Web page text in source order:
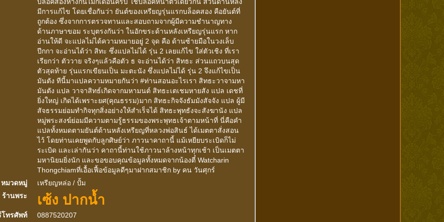
มีการแก้ไข โดยเชื่อกันว่า ยันต์ของเหรียญรุ่นแรกบล็อคสอง คือยันต์ที่
ถูกต้อง ซึ่งจากการตรวจทานและสอบถามจากผู้มีความชำนาญทาง
ด้านภาษาขอม ระบุตรงกันว่า ในอักขระด้านหลังเหรียญรุ่นแรก หาก
อ่านให้ดี จะแปลไม่ได้ความหมายอยู่ 2 จุด คือ ด้านซ้ายมือในวงเล็บ
ปีกกา จะอ่านได้ว่า สิทะ ซึ่งแปลไม่ได้ รุ่น 2 เลยแก้ไข ใส่ตัวเชิง ที่เรา
เรียกว่า ตัววาย จริงๆแล้วคือตัว ธ จะอ่านได้ว่า สิทธะ ส่วนแถวบนสุด
ตัวสุดท้าย รุ่นแรกเขียนเป็น มะตะนัง ซึ่งแปลไม่ได้ รุ่น 2 จึงแก้ไขเป็น
มันตัง ทีนี้มาแปลความหมายกันว่า #ท่านสอนอะไรเรา สิทธะวาจามหา
มันตัง แปล วาจาสิทธ์เกิดจากมหามนต์ สิทธะเตเชมหายสัง แปล เดชที่
ยิ่งใหญ่ เกิดได้เพราะยศ(คุณธรรม)มาก สิทธะกิจจังธัมมังสัจจัง แปล ผู้มี
สัจธรรมย่อมทำกิจทุกสิ่งอย่างให้สำเร็จได้ สิทธะพุทธังจะสังฆานัง แปล
หมู่พระสงฆ์ย่อมมีความตามรู้ธรรมของพระพุทธเจ้าตามหน้าที่ นี่คือคำ
แปลทั้งหมดตามยันต์ด้านหลังเหรียญที่หลวงพ่อสินธ์ ได้เมตตาสั่งสอน
ไว้ โดยท่านเคยพูดกับลูกศิษย์ว่า ภาวนาคาถานี้ แม้เหยียบระเบิดก็ไม่
ระเบิด และเล่ากันว่า คาถานี้ท่านใช้ภาวนาล้างหน้าทุกเช้า เป็นเมตตา
มหานิยมยิ่งนัก และขอขอบคุณข้อมูลทั้งหมดจากน้องตี๋ Watcharin
Thongchiamที่เอื้อเฟื้อข้อมูลดีๆมาฝากสมาชิก by คน วันศุกร์
หมวดหมู่
เหรียญหล่อ / ปั้ม
ร้านพระ
เซ้ง ปากน้ำ
โทรศัพท์ 0887520207